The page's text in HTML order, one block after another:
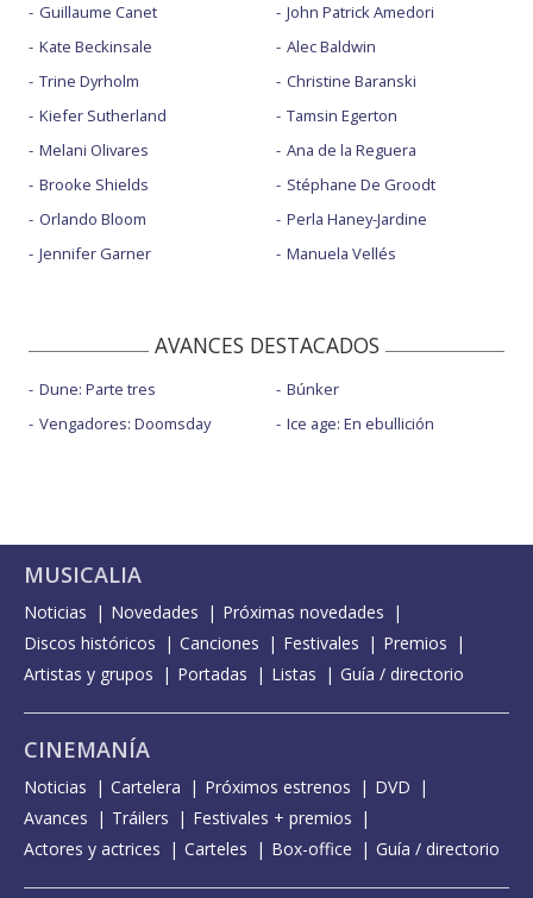
Guillaume Canet
Kate Beckinsale
Trine Dyrholm
Kiefer Sutherland
Melani Olivares
Brooke Shields
Orlando Bloom
Jennifer Garner
John Patrick Amedori
Alec Baldwin
Christine Baranski
Tamsin Egerton
Ana de la Reguera
Stéphane De Groodt
Perla Haney-Jardine
Manuela Vellés
AVANCES DESTACADOS
Dune: Parte tres
Vengadores: Doomsday
Búnker
Ice age: En ebullición
MUSICALIA
Noticias Novedades
Próximas novedades
Discos históricos
Canciones Festivales
Premios
Artistas y grupos
Portadas Listas Guía / directorio
CINEMANÍA
Noticias Cartelera Próximos estrenos
DVD
Avances
Tráilers
Festivales + premios
Actores y actrices
Carteles Box-office Guía / directorio